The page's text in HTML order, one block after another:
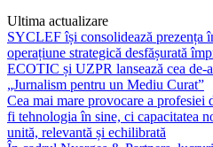
Ultima actualizare
SYCLEF își consolidează prezența
operațiune strategică desfășurată
ECOTIC și UZPR lansează cea de-
„Jurnalism pentru un Mediu Curat”
Cea mai mare provocare a
fi tehnologia în sine, ci capacitatea
unită, relevantă și echilibrată